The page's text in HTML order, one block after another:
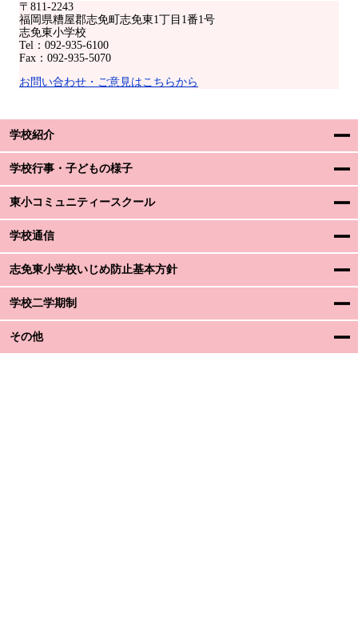
〒811-2243
福岡県糟屋郡志免町志免東1丁目1番1号
志免東小学校
Tel：092-935-6100
Fax：092-935-5070
お問い合わせ・ご意見はこちらから
学校紹介
学校行事・子どもの様子
東小コミュニティースクール
学校通信
志免東小学校いじめ防止基本方針
学校二学期制
その他